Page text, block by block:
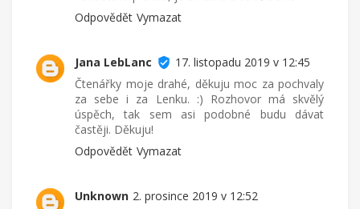
Odpovědět Vymazat
Jana LebLanc
17. listopadu 2019 v 12:45
Čtenářky moje drahé, děkuju moc za pochvaly
za sebe i za Lenku. :) Rozhovor má skvělý
úspěch, tak sem asi podobné budu dávat
častěji. Děkuju!
Odpovědět Vymazat
Unknown 2. prosince 2019 v 12:52